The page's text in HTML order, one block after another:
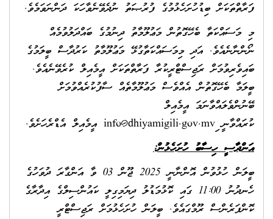
ފަރާތްތަކަށް ބިޑުހުށަހެޅުމުގެ ފުރުޞަތު ނުދެވޭނެވާހަކަ ދަންނަވަމެވެ.
މި މަސައްކަތާ ބެހޭގޮތުން މަޢުލޫމާތު ދިނުމުގެ ބައްދަލުވުމެއް
ނޯންނާނެއެވެ. އަދި މިމަސައްކަތާގުޅޭ މަޢުލޫމާތު ކަރުދާސް ބީލަމުގެ
ބައިވެރިވުމަށް ރަޖިސްޓްރީކުރާ ފަރާތްތަކަށް އީމެއިލް ކުރެވޭނެއެވެ.
ބީލަމާ ބެހޭގޮތުން އެއްވެސް މަޢުލޫމާތެއް ސާފުކުރެއްވުމަށް
ބޭނުންވެލައްވާނަމަ އީމެއިލް
ކުރައްވާނީ ި info@dhiyamigili.gov.mv އީމެއިލް އެޑްރެހަށެވެ.
އަންދާސީ ހިސާބު ހުށަހެޅުން:
ބީލަން ހުޅުވުން އޮންނާނީ 2025 ޖޫން 03 ވާ އަންގާރަ ދުވަހުގެ
ހެނދުނު 11:00 ގައި ކޮޅުމަޑުލު ދިޔަމިގިލީ ކައުންސިލްގެ އިދާރާގެ
ކޮންފަރެންސް ރޫމްގައެވެ. ބީލަން ހުށަހެޅުމަށް ރަޖިސްޓްރީ